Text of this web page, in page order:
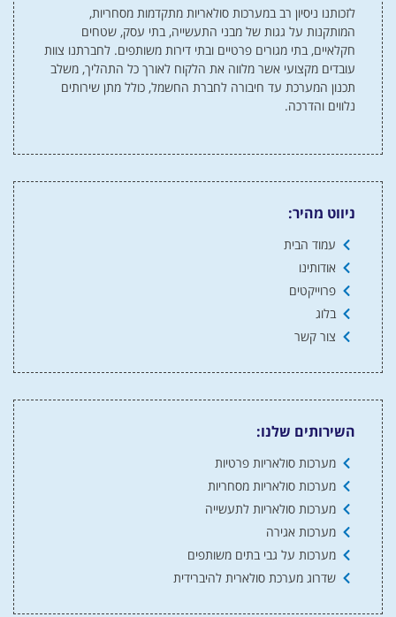
לזכותנו ניסיון רב במערכות סולאריות מתקדמות מסחריות,
המותקנות על גגות של מבני התעשייה, בתי עסק, שטחים
חקלאיים, בתי מגורים פרטיים ובתי דירות משותפים. לחברתנו צוות
עובדים מקצועי אשר מלווה את הלקוח לאורך כל התהליך, משלב
תכנון המערכת עד חיבורה לחברת החשמל, כולל מתן שירותים
נלווים והדרכה.
ניווט מהיר:
עמוד הבית
אודותינו
פרוייקטים
בלוג
צור קשר
השירותים שלנו:
מערכות סולאריות פרטיות
מערכות סולאריות מסחריות
מערכות סולאריות לתעשייה
מערכות אגירה
מערכות על גבי בתים משותפים
שדרוג מערכת סולארית להיברידית